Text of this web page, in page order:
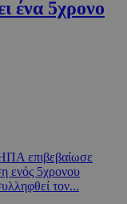
ένα 5χρονο
επιβεβαίωσε
ενός 5χρονου
τον...